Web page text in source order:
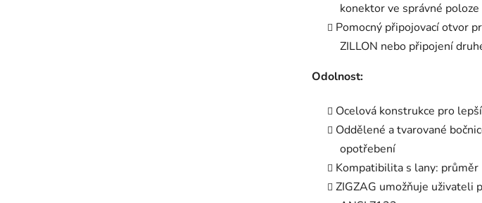
konektor ve správné poloze
Pomocný připojovací otvor
ZILLON nebo připojení
Odolnost:
Ocelová konstrukce pro
Oddělené a tvarované
opotřebení
Kompatibilita s lany:
ZIGZAG umožňuje uživateli